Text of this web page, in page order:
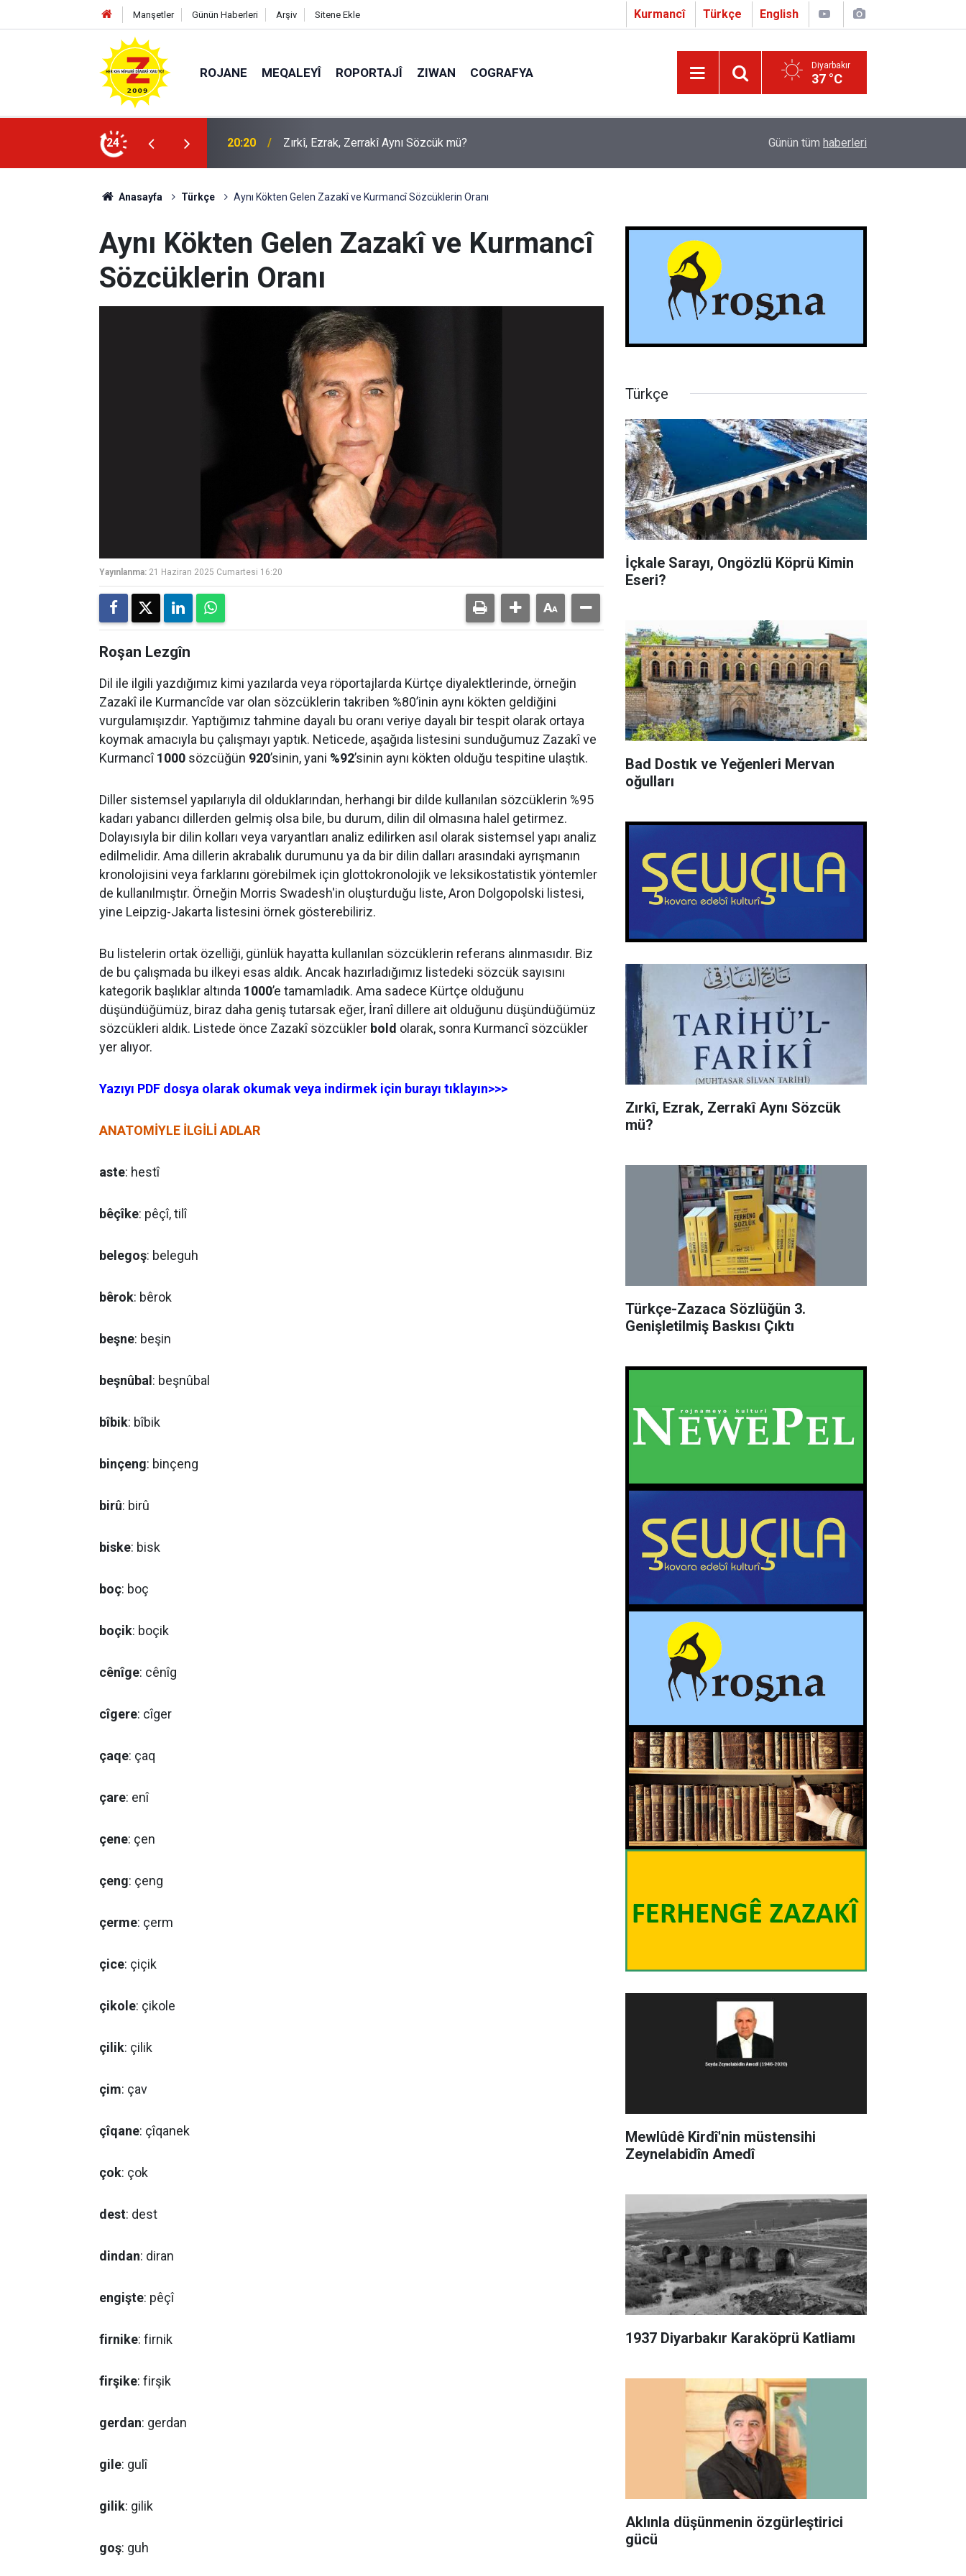
Manşetler Günün Haberleri Arşiv Sitene Ekle Kurmancî Türkçe English
ROJANE MEQALEYÎ ROPORTAJÎ ZIWAN COGRAFYA Diyarbakır
37 °C
24 09:56 Ji Zilma Partîzanan Nimûneyeka Piçûk Çapo 3. o Hîrakerde yê Ferhengê Zazakî-Tirkî
Günün tüm haberleri
Anasayfa Türkçe Aynı Kökten Gelen Zazakî ve Kurmancî Sözcüklerin Oranı
Aynı Kökten Gelen Zazakî ve Kurmancî
Sözcüklerin Oranı
Yayınlanma: 21 Haziran 2025 Cumartesi 16:20
Roşan Lezgîn
Dil ile ilgili yazdığımız kimi yazılarda veya röportajlarda Kürtçe diyalektlerinde, örneğin
Zazakî ile Kurmancîde var olan sözcüklerin takriben %80’inin aynı kökten geldiğini
vurgulamışızdır. Yaptığımız tahmine dayalı bu oranı veriye dayalı bir tespit olarak ortaya
koymak amacıyla bu çalışmayı yaptık. Neticede, aşağıda listesini sunduğumuz Zazakî ve
Kurmancî1000 sözcüğün 920’sinin, yani %92’sinin aynı kökten olduğu tespitine ulaştık.
Diller sistemsel yapılarıyla dil olduklarından, herhangi bir dilde kullanılan sözcüklerin %95
kadarı yabancı dillerden gelmiş olsa bile, bu durum, dilin dil olmasına halel getirmez.
Dolayısıyla bir dilin kolları veya varyantları analiz edilirken asıl olarak sistemsel yapı analiz
edilmelidir. Ama dillerin akrabalık durumunu ya da bir dilin dalları arasındaki ayrışmanın
kronolojisini veya farklarını görebilmek için glottokronolojik ve leksikostatistik yöntemler
de kullanılmıştır. Örneğin Morris Swadesh'in oluşturduğu liste, Aron Dolgopolski listesi,
yine Leipzig-Jakarta listesini örnek gösterebiliriz.
Bu listelerin ortak özelliği, günlük hayatta kullanılan sözcüklerin referans alınmasıdır. Biz
de bu çalışmada bu ilkeyi esas aldık. Ancak hazırladığımız listedeki sözcük sayısını
kategorik başlıklar altında 1000’e tamamladık. Ama sadece Kürtçe olduğunu
düşündüğümüz, biraz daha geniş tutarsak eğer, İranî dillere ait olduğunu düşündüğümüz
sözcükleri aldık. Listede önce Zazakî sözcükler bold olarak, sonra Kurmancî sözcükler
yer alıyor.
Yazıyı PDF dosya olarak okumak veya indirmek için burayı tıklayın>>>
ANATOMİYLE İLGİLİ ADLAR
aste: hestî
bêçîke: pêçî, tilî
belegoş: beleguh
bêrok: bêrok
beşne: beşin
beşnûbal : beşnûbal
bîbik: bîbik
binçeng: binçeng
birû: birû
biske: bisk
boç: boç
boçik: boçik
cênîge: cênîg
cîgere: cîger
çaqe: çaq
çare: enî
çene: çen
çeng: çeng
çerme: çerm
çice: çiçik
çikole: çikole
çilik: çilik
çim: çav
çîqane: çîqanek
çok: çok
dest: dest
dindan: diran
engişte: pêçî
firnike: firnik
firşike: firşik
gerdan: gerdan
gile: gulî
gilik: gilik
goş: guh
Türkçe
İçkale Sarayı, Ongözlü Köprü Kimin
Eseri?
Bad Dostık ve Yeğenleri Mervan
oğulları
Zırkî, Ezrak, Zerrakî Aynı Sözcük
mü?
Türkçe-Zazaca Sözlüğün 3.
Genişletilmiş Baskısı Çıktı
Mewlûdê Kirdî'nin müstensihi
Zeynelabidîn Amedî
1937 Diyarbakır Karaköprü Katliamı
Aklınla düşünmenin özgürleştirici
gücü